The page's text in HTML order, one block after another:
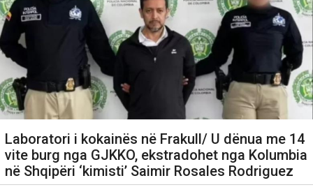
Laboratori i kokainës në Frakull/ U dënua me 14
vite burg nga GJKKO, ekstradohet nga Kolumbia
në Shqipëri ‘kimisti’ Saimir Rosales Rodriguez